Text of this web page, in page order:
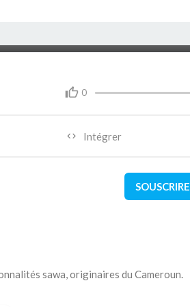
0
Intégrer
SOUSCRIRE
sawa, originaires du Cameroun.